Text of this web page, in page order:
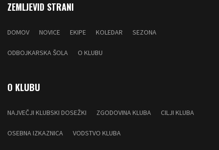
ZEMLJEVID STRANI
DOMOV NOVICE EKIPE KOLEDAR SEZONA
ODBOJKARSKA ŠOLA O KLUBU
O KLUBU
NAJVEČJI KLUBSKI DOSEŽKI ZGODOVINA KLUBA CILJI KLUBA
OSEBNA IZKAZNICA VODSTVO KLUBA